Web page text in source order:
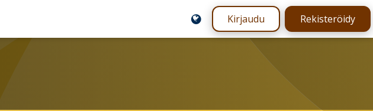
Kirjaudu Rekisteröidy